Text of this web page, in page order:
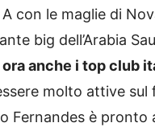
con le maglie di
big dell’Arabia
ora anche i top club
molto attive
Fernandes è pronto